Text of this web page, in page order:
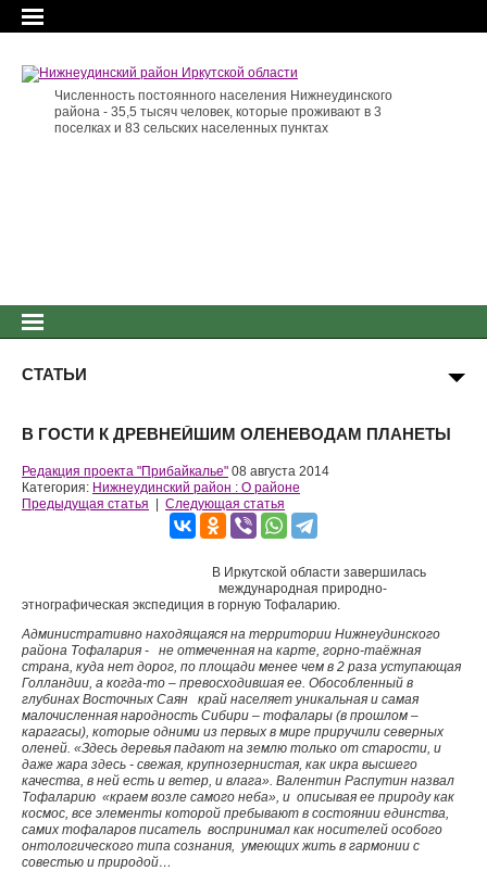
Численность постоянного населения Нижнеудинского
района - 35,5 тысяч человек, которые проживают в 3
поселках и 83 сельских населенных пунктах
СТАТЬИ
В ГОСТИ К ДРЕВНЕЙШИМ ОЛЕНЕВОДАМ ПЛАНЕТЫ
Редакция проекта "Прибайкалье" 08 августа 2014
Категория: Нижнеудинский район : О районе
Предыдущая статья
Следующая статья
В Иркутской области завершилась
международная природно-
этнографическая экспедиция в горную Тофаларию.
Административно находящаяся на территории Нижнеудинского
района Тофалария - не отмеченная на карте, горно-таёжная
страна, куда нет дорог, по площади менее чем в 2 раза уступающая
Голландии, а когда-то – превосходившая ее. Обособленный в
глубинах Восточных Саян край населяет уникальная и самая
малочисленная народность Сибири – тофалары (в прошлом –
карагасы), которые одними из первых в мире приручили северных
оленей. «Здесь деревья падают на землю только от старости, и
даже жара здесь - свежая, крупнозернистая, как икра высшего
качества, в ней есть и ветер, и влага». Валентин Распутин назвал
Тофаларию «краем возле самого неба», и описывая ее природу как
космос, все элементы которой пребывают в состоянии единства,
самих тофаларов писатель воспринимал как носителей особого
онтологического типа сознания, умеющих жить в гармонии с
совестью и природой…